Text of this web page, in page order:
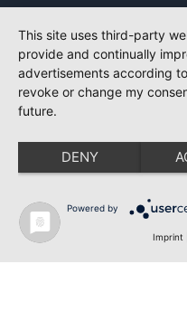
This site uses third-party
provide and continually
advertisements according
revoke or change my
future.
DENY
Powered by
Imprint